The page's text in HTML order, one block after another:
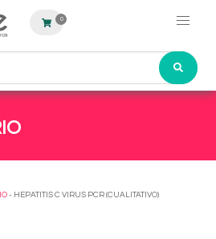
0
- HEPATITIS C VIRUS PCR (CUALITATIVO)